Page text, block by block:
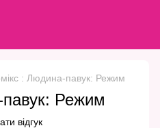
: Людина-павук: Режим
Режим
відгук